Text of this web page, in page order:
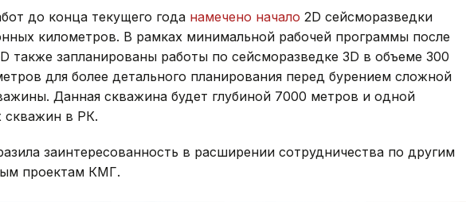
до конца текущего года намечено начало 2D сейсморазведки
километров. В рамках минимальной рабочей программы после
также запланированы работы по сейсморазведке 3D в объеме 300
для более детального планирования перед бурением сложной
Данная скважина будет глубиной 7000 метров и одной
скважин в РК.
заинтересованность в расширении сотрудничества по другим
проектам КМГ.